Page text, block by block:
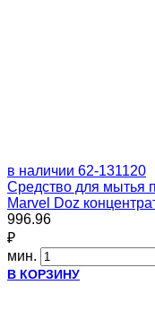
в наличии 62-131120
Средство для мытья
Marvel Doz
996.96
₽
мин.
В КОРЗИНУ